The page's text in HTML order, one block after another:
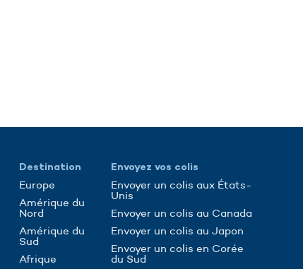
Destination
Europe
Amérique du
Nord
Amérique du
Sud
Afrique
Envoyez vos colis
Envoyer un colis aux États-
Unis
Envoyer un colis au Canada
Envoyer un colis au Japon
Envoyer un colis en Corée
du Sud